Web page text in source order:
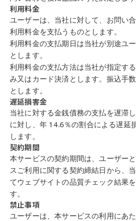
利用料金
ユーザーは、当社に対して、お問い
利用料金を支払うものとします。
利用料金の支払期日は当社が別途ユ
とします。
利用料金の支払方法は当社が指定す
み又はカード決済とし ます。振込手
とします。
遅延損害金
当社に対する金銭債務の支払を遅滞
に対し、年 14.6 ％の割合による遅延
します。
契約期間
本サービスの契約期間は、ユーザー
スご利用に関する契約締結日から、
てウェブサイトの品質チェック結果
す。
禁止事項
ユーザーは、本サービスの利用にあ